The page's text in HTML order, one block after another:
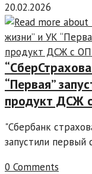
20.02.2026
“Первая”
продукт ДСЖ
"Сбербанк
запустили
0 Comments